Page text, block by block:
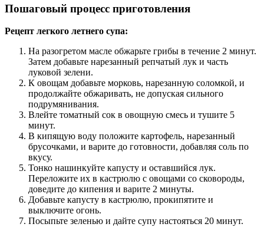
Пошаговый процесс приготовления
Рецепт легкого летнего супа:
На разогретом масле обжарьте грибы в течение 2 минут.
Затем добавьте нарезанный репчатый лук и часть
луковой зелени.
К овощам добавьте морковь, нарезанную соломкой, и
продолжайте обжаривать, не допуская сильного
подрумянивания.
Влейте томатный сок в овощную смесь и тушите 5
минут.
В кипящую воду положите картофель, нарезанный
брусочками, и варите до готовности, добавляя соль по
вкусу.
Тонко нашинкуйте капусту и оставшийся лук.
Переложите их в кастрюлю с овощами со сковороды,
доведите до кипения и варите 2 минуты.
Добавьте капусту в кастрюлю, прокипятите и
выключите огонь.
Посыпьте зеленью и дайте супу настояться 20 минут.